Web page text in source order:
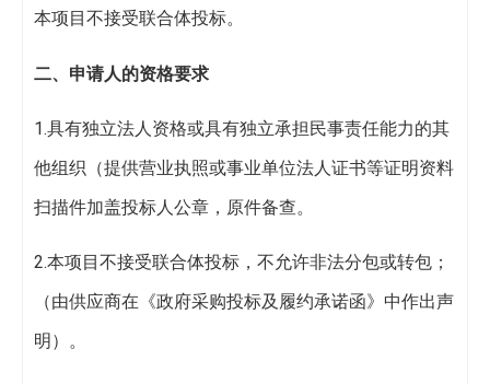
本项目不接受联合体投标。
二、申请人的资格要求
1.具有独立法人资格或具有独立承担民事责任能力的其
他组织（提供营业执照或事业单位法人证书等证明资料
扫描件加盖投标人公章，原件备查。
2.本项目不接受联合体投标，不允许非法分包或转包；
（由供应商在《政府采购投标及履约承诺函》中作出声
明）。